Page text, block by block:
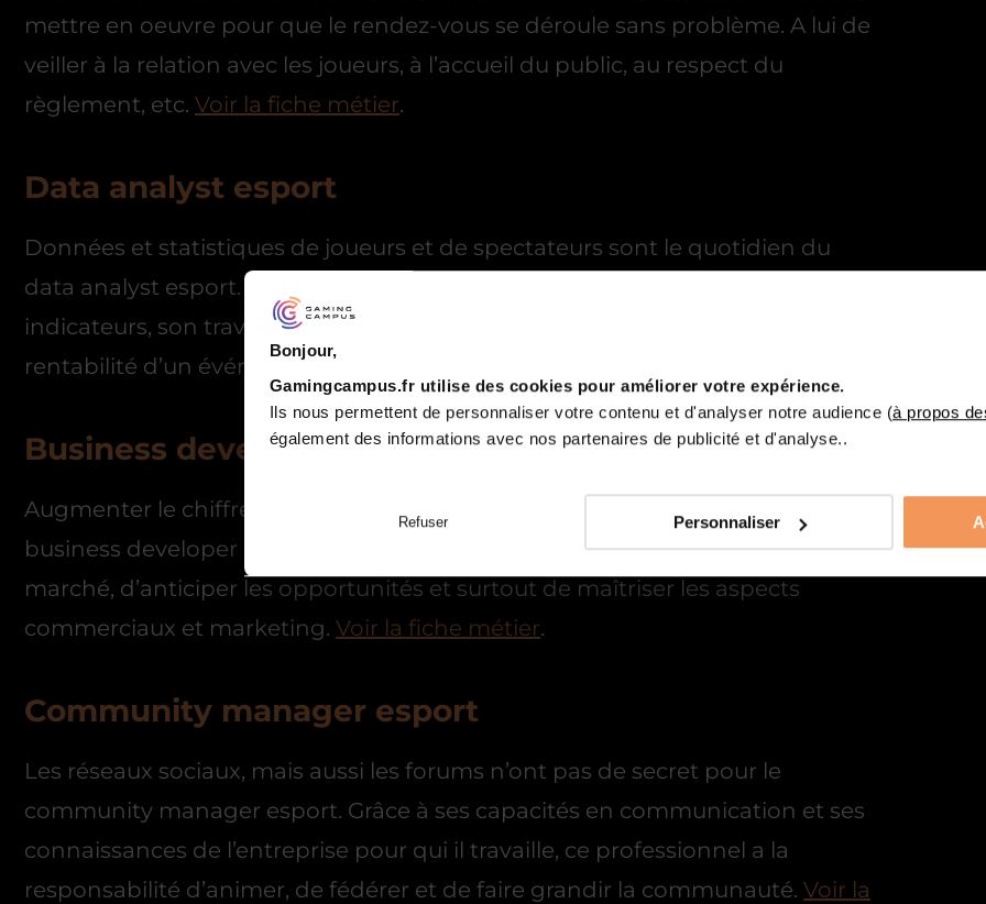
Bonjour,
Gamingcampus.fr utilise des cookies pour améliorer votre expérience.
Ils nous permettent de personnaliser votre contenu et d'analyser notre audience (à propos
également des informations avec nos partenaires de publicité et d'analyse..
Refuser Personnaliser
mettre en oeuvre pour que le rendez-vous se déroule sans problème. A lui de
veiller à la relation avec les joueurs, à l’accueil du public, au respect du
règlement, etc. Voir la fiche métier.
Data analyst esport
Données et statistiques de joueurs et de spectateurs sont le quotidien du
data analyst esport. En récoltant, analysant et traduisant plusieurs
indicateurs, son travail permet d’améliorer la performance d’un jeu ou la
rentabilité d’un événement esport.
Business developer esport
Augmenter le chiffre d’affaires d’un éditeur ou d’une marque revient au
business developer esport. Un métier qui demande d’être à l’écoute du
marché, d’anticiper les opportunités et surtout de maîtriser les aspects
commerciaux et marketing. Voir la fiche métier.
Community manager esport
Les réseaux sociaux, mais aussi les forums n’ont pas de secret pour le
community manager esport. Grâce à ses capacités en communication et ses
connaissances de l’entreprise pour qui il travaille, ce professionnel a la
responsabilité d’animer, de fédérer et de faire grandir la communauté. Voir la